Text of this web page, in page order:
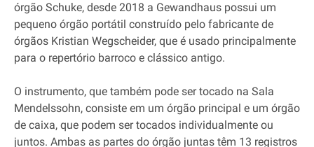
órgão Schuke, desde 2018 a Gewandhaus possui um
pequeno órgão portátil construído pelo fabricante de
órgãos Kristian Wegscheider, que é usado principalmente
para o repertório barroco e clássico antigo.
O instrumento, que também pode ser tocado na Sala
Mendelssohn, consiste em um órgão principal e um órgão
de caixa, que podem ser tocados individualmente ou
juntos. Ambas as partes do órgão juntas têm 13 registros